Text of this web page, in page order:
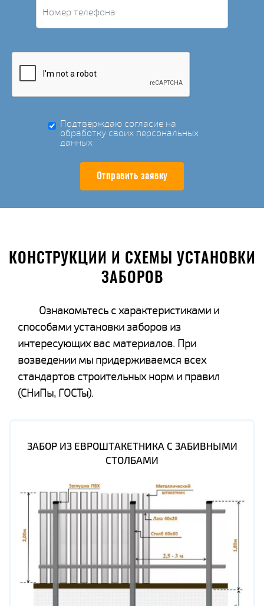
Подтверждаю согласие на
обработку своих персональных
данных
Отправить заявку
КОНСТРУКЦИИ И СХЕМЫ УСТАНОВКИ
ЗАБОРОВ
Ознакомьтесь с характеристиками и
способами установки заборов из
интересующих вас материалов. При
возведении мы придерживаемся всех
стандартов строительных норм и правил
(СНиПы, ГОСТы).
ЗАБОР ИЗ ЕВРОШТАКЕТНИКА С ЗАБИВНЫМИ
СТОЛБАМИ